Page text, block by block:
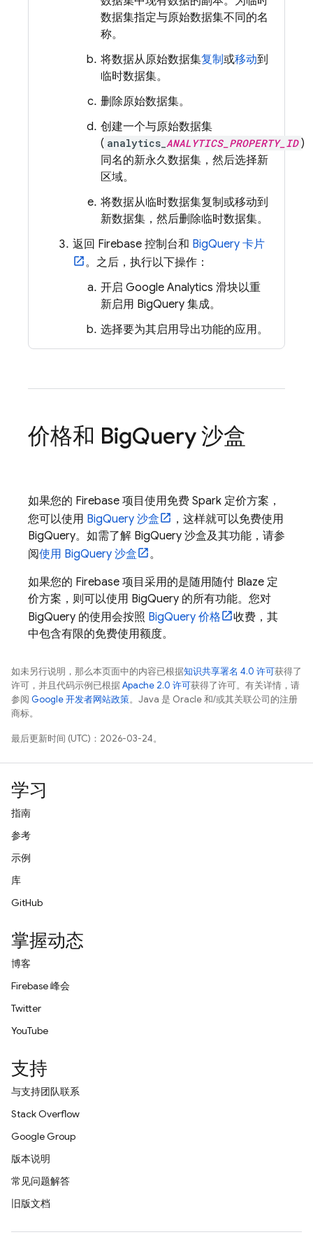
数据集指定与原始数据集不同的名
称。
将数据从原始数据集复制或移动到
临时数据集。
删除原始数据集。
创建一个与原始数据集
( analytics_ ANALYTICS_PROPERTY_ID )
同名的新永久数据集，然后选择新
区域。
将数据从临时数据集复制或移动到
新数据集，然后删除临时数据集。
返回 Firebase 控制台和 BigQuery 卡片
。之后，执行以下操作：
开启 Google Analytics 滑块以重
新启用 BigQuery 集成。
选择要为其启用导出功能的应用。
价格和 BigQuery沙盒
如果您的 Firebase 项目使用免费 Spark 定价方案，
您可以使用 BigQuery 沙盒
，这样就可以免费使用
BigQuery。如需了解 BigQuery 沙盒及其功能，请参
阅使用 BigQuery 沙盒
。
如果您的 Firebase 项目采用的是随用随付 Blaze 定
价方案，则可以使用 BigQuery 的所有功能。您对
BigQuery 的使用会按照 BigQuery 价格
收费，其
中包含有限的免费使用额度。
如未另行说明，那么本页面中的内容已根据知识共享署名 4.0 许可获得了
许可，并且代码示例已根据Apache 2.0 许可获得了许可。有关详情，请
参阅 Google 开发者网站政策。Java 是 Oracle 和/或其关联公司的注册
商标。
最后更新时间 (UTC)：2026-03-24。
学习
指南
参考
示例
库
GitHub
掌握动态
博客
Firebase 峰会
Twitter
YouTube
支持
与支持团队联系
Stack Overflow
Google Group
版本说明
常见问题解答
旧版文档